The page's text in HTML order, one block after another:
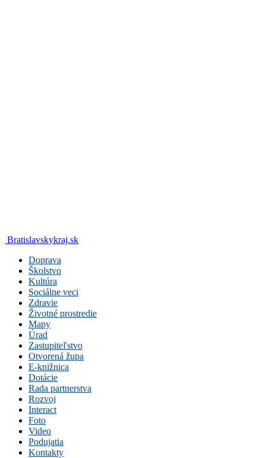
Bratislavskykraj.sk
Doprava
Školstvo
Kultúra
Sociálne veci
Zdravie
Životné prostredie
Mapy
Úrad
Zastupiteľstvo
Otvorená župa
E-knižnica
Dotácie
Rada partnerstva
Rozvoj
Interact
Foto
Video
Podujatia
Kontakty